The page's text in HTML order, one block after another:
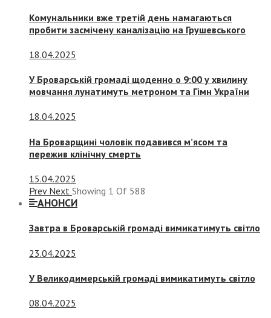
Комунальники вже третій день намагаються
пробити засмічену каналізацію на Грушевського
18.04.2025
У Броварській громаді щоденно о 9:00 у хвилину
мовчання лунатимуть метроном та Гімн України
18.04.2025
На Броварщині чоловік подавився м’ясом та
пережив клінічну смерть
15.04.2025
Prev Next Showing 1 Of 588
АНОНСИ
Завтра в Броварській громаді вимикатимуть світло
23.04.2025
У Великодимерській громаді вимикатимуть світло
08.04.2025